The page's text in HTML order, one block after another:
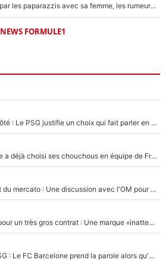
F1 : Charles Leclerc surpris par les paparazzis avec sa femme, les rumeurs étaient vraies !
NEWS FORMULE1
Lucas Chevalier laissé de côté : Le PSG justifie un choix qui fait parler en plein mercato
Olise, Doué, Cherki… Zidane a déjà choisi ses chouchous en équipe de France ? L’IA annonce des surprises sans Kylian Mbappé !
Amine Gouiri est très inquiet du mercato : Une discussion avec l'OM pour acter son transfert !
Kylian Mbappé lâche Nike pour un très gros contrat : Une marque «inattendue» va frapper très fort
Ferran Torres a dit oui au PSG : Le FC Barcelone prend la parole alors qu'un transfert de l'attaquant espagnol prend forme